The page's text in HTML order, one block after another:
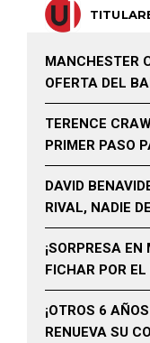
MANCHESTER
OFERTA DEL
TERENCE
PRIMER PASO
DAVID
RIVAL, NADIE
¡SORPRESA EN
FICHAR POR
¡OTROS 6
RENUEVA SU